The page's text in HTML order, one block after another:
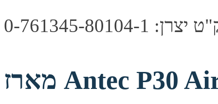
0-761345-80104-1
מארז Antec P30 Air Mid Tower ATX Case